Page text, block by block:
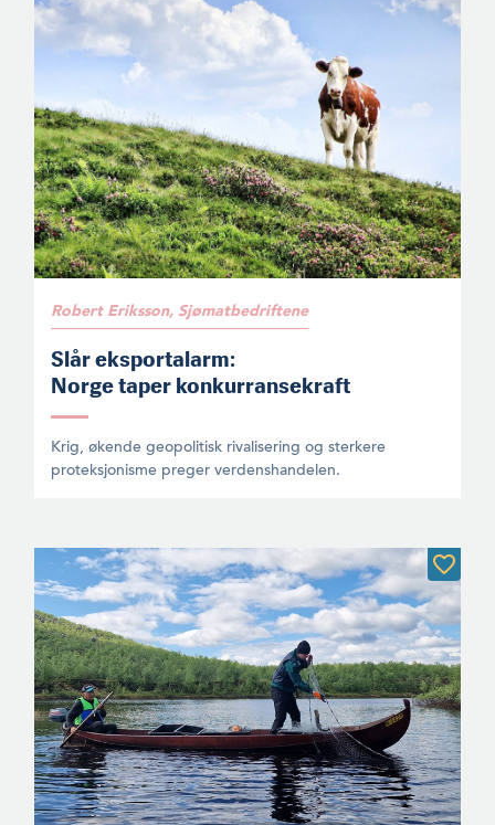
Robert Eriksson, Sjømatbedriftene
Slår eksportalarm:
Norge taper konkurransekraft
Krig, økende geopolitisk rivalisering og sterkere
proteksjonisme preger verdenshandelen.